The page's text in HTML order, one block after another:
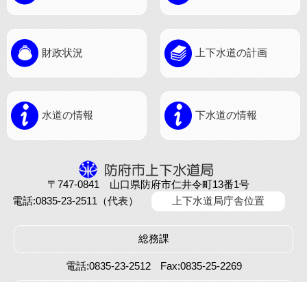
財政状況 上下水道の計画
水道の情報 下水道の情報
〒747-0841 山口県防府市仁井令町13番1号
電話:0835-23-2511（代表）
上下水道局庁舎位置
総務課
電話:0835-23-2512 Fax:0835-25-2269